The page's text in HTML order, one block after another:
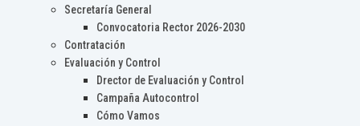
Secretaría General
Convocatoria Rector 2026-2030
Contratación
Evaluación y Control
Drector de Evaluación y Control
Campaña Autocontrol
Cómo Vamos